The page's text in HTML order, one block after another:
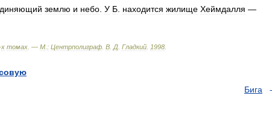
землю и небо У Б находится жилище Хеймдалля —
х томах . — М : Центрполиграф В Д Гладкий 1998
Бига